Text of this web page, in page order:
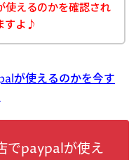
使えるのかを確認され
すよ♪
が使えるのかを今す
でpaypalが使え